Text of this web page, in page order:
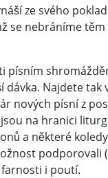
ze svého
se nebráníme
písním
Najdete tak
nových písní z
na hranici
a některé
podporovali
i poutí.